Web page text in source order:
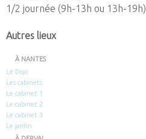
1/2 journée (9h-13h ou 13h-19h)
Autres lieux
À NANTES
Le Dojo
Les cabinets
Le cabinet 1
Le cabinet 2
Le cabinet 3
Le jardin